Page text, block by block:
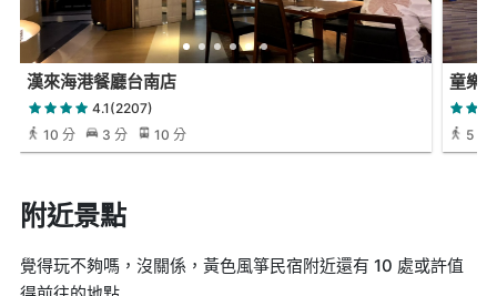
漢來海港餐廳台南店
4.1(2207)
10 分
3 分 10 分
童樂
5 分
附近景點
覺得玩不夠嗎，沒關係，黃色風箏民宿附近還有 10 處或許值